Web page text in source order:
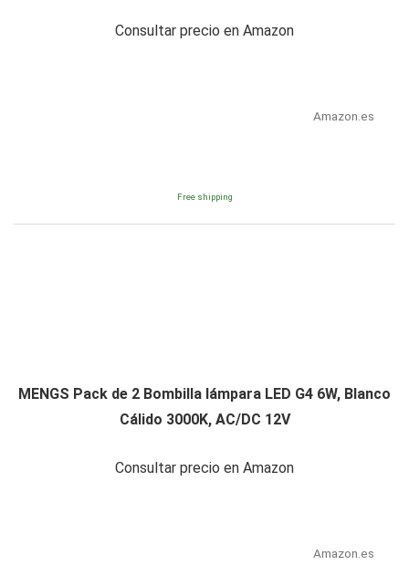
Consultar precio en Amazon
Amazon.es
Free shipping
MENGS Pack de 2 Bombilla lámpara LED G4 6W, Blanco
Cálido 3000K, AC/DC 12V
Consultar precio en Amazon
Amazon.es